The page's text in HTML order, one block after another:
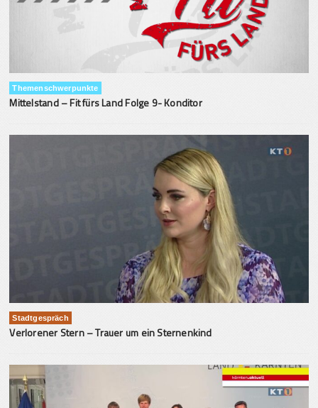
Themenschwerpunkte
Mittelstand – Fit fürs Land Folge 9- Konditor
Stadtgespräch
Verlorener Stern – Trauer um ein Sternenkind